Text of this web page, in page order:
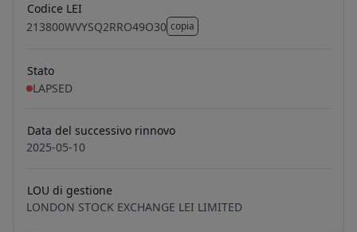
Codice LEI
213800WVYSQ2RRO49O30 copia
213800WVYSQ2RRO49O30
Stato
LAPSED
Data del successivo rinnovo
2025-05-10
LOU di gestione
LONDON STOCK EXCHANGE LEI LIMITED